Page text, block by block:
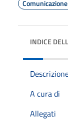
INDICE
A cura di
Allegati